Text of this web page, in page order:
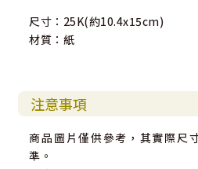
尺寸：25K(約10.4x15cm)
材質：紙
注意事項
商品圖片僅供參考，其實際尺
準。